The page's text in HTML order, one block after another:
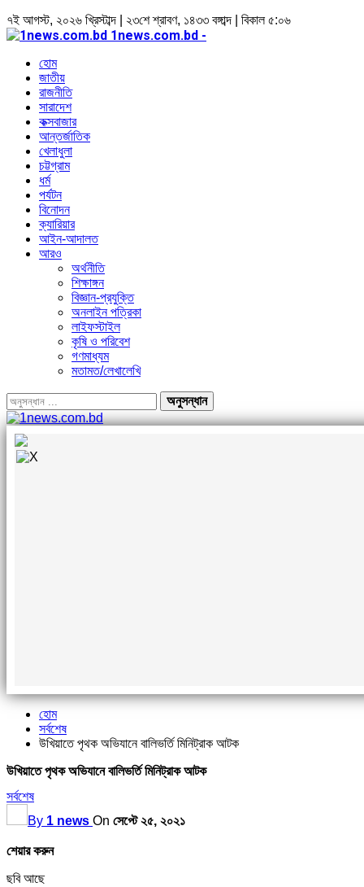
৭ই আগস্ট, ২০২৬ খ্রিস্টাব্দ | ২৩শে শ্রাবণ, ১৪৩৩ বঙ্গাব্দ | বিকাল ৫:০৬
1news.com.bd -
হোম
জাতীয়
রাজনীতি
সারাদেশ
কক্সবাজার
আন্তর্জাতিক
খেলাধুলা
চট্টগ্রাম
ধর্ম
পর্যটন
বিনোদন
ক্যারিয়ার
আইন-আদালত
আরও
অর্থনীতি
শিক্ষাঙ্গন
বিজ্ঞান-প্রযুক্তি
অনলাইন পত্রিকা
লাইফস্টাইল
কৃষি ও পরিবেশ
গণমাধ্যম
মতামত/লেখালেখি
হোম
সর্বশেষ
উখিয়াতে পৃথক অভিযানে বালিভর্তি মিনিট্রাক আটক
উখিয়াতে পৃথক অভিযানে বালিভর্তি মিনিট্রাক আটক
সর্বশেষ
By 1 news On সেপ্টে ২৫, ২০২১
শেয়ার করুন
ছবি আছে